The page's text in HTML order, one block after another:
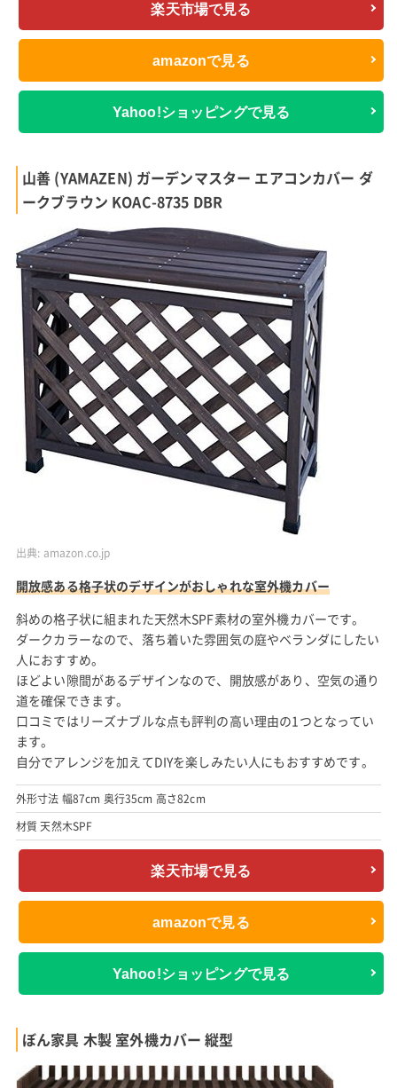
楽天市場で見る
amazonで見る
Yahoo!ショッピングで見る
山善 (YAMAZEN) ガーデンマスター エアコンカバー ダ
ークブラウン KOAC-8735 DBR
出典: amazon.co.jp
開放感ある格子状のデザインがおしゃれな室外機カバー
斜めの格子状に組まれた天然木SPF素材の室外機カバーです。
ダークカラーなので、落ち着いた雰囲気の庭やベランダにしたい
人におすすめ。
ほどよい隙間があるデザインなので、開放感があり、空気の通り
道を確保できます。
口コミではリーズナブルな点も評判の高い理由の1つとなってい
ます。
自分でアレンジを加えてDIYを楽しみたい人にもおすすめです。
外形寸法 幅87cm 奥行35cm 高さ82cm
材質 天然木SPF
楽天市場で見る
amazonで見る
Yahoo!ショッピングで見る
ぼん家具 木製 室外機カバー 縦型